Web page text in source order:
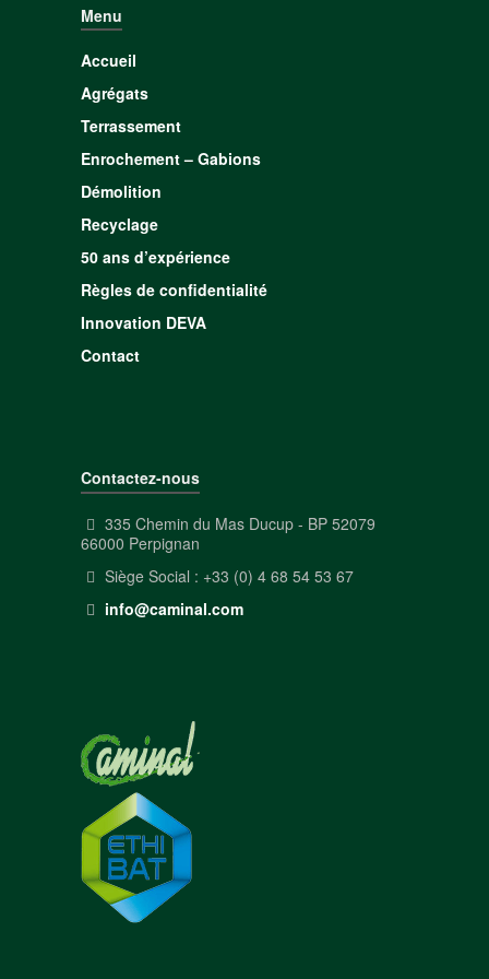
Menu
Accueil
Agrégats
Terrassement
Enrochement – Gabions
Démolition
Recyclage
50 ans d’expérience
Règles de confidentialité
Innovation DEVA
Contact
Contactez-nous
335 Chemin du Mas Ducup - BP 52079
66000 Perpignan
Siège Social : +33 (0) 4 68 54 53 67
info@caminal.com